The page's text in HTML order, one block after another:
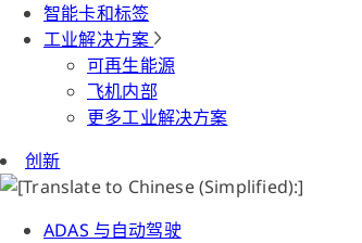
智能卡和标签
工业解决方案
可再生能源
飞机内部
更多工业解决方案
创新
ADAS 与自动驾驶